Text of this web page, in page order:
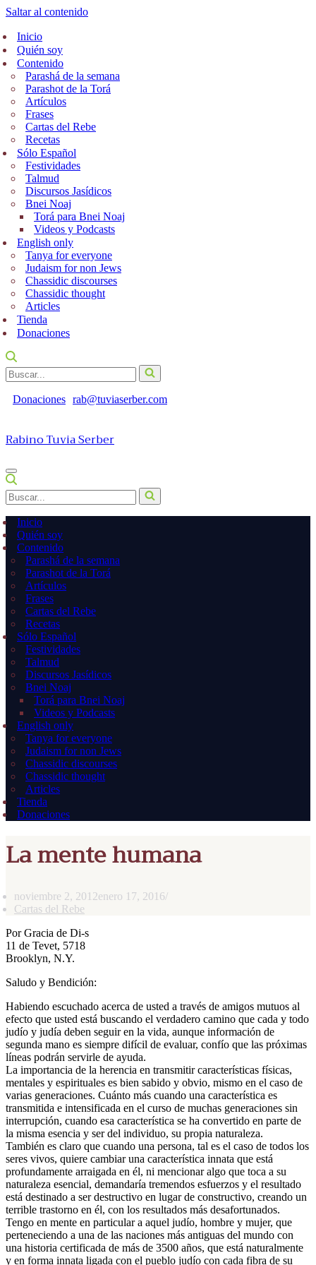
Saltar al contenido
Inicio
Quién soy
Contenido
Parashá de la semana
Parashot de la Torá
Artículos
Frases
Cartas del Rebe
Recetas
Sólo Español
Festividades
Talmud
Discursos Jasídicos
Bnei Noaj
Torá para Bnei Noaj
Videos y Podcasts
English only
Tanya for everyone
Judaism for non Jews
Chassidic discourses
Chassidic thought
Articles
Tienda
Donaciones
Buscar...
Donaciones rab@tuviaserber.com
Rabino Tuvia Serber
Menú
de
navegación
Buscar...
Inicio
Quién soy
Contenido
Parashá de la semana
Parashot de la Torá
Artículos
Frases
Cartas del Rebe
Recetas
Sólo Español
Festividades
Talmud
Discursos Jasídicos
Bnei Noaj
Torá para Bnei Noaj
Videos y Podcasts
English only
Tanya for everyone
Judaism for non Jews
Chassidic discourses
Chassidic thought
Articles
Tienda
Donaciones
La mente humana
noviembre 2, 2012enero 17, 2016
Cartas del Rebe
Por Gracia de Di-s
11 de Tevet, 5718
Brooklyn, N.Y.
Saludo y Bendición:
Habiendo escuchado acerca de usted a través de amigos mutuos al
efecto que usted está buscando el verdadero camino que cada y todo
judío y judía deben seguir en la vida, aunque información de
segunda mano es siempre difícil de evaluar, confío que las próximas
líneas podrán servirle de ayuda.
La importancia de la herencia en transmitir características físicas,
mentales y espirituales es bien sabido y obvio, mismo en el caso de
varias generaciones. Cuánto más cuando una característica es
transmitida e intensificada en el curso de muchas generaciones sin
interrupción, cuando esa característica se ha convertido en parte de
la misma esencia y ser del individuo, su propia naturaleza.
También es claro que cuando una persona, tal es el caso de todos los
seres vivos, quiere cambiar una característica innata que está
profundamente arraigada en él, ni mencionar algo que toca a su
naturaleza esencial, demandaría tremendos esfuerzos y el resultado
está destinado a ser destructivo en lugar de constructivo, creando un
terrible trastorno en él, con los resultados más desafortunados.
Tengo en mente en particular a aquel judío, hombre y mujer, que
perteneciendo a una de las naciones más antiguas del mundo con
una historia certificada de más de 3500 años, que está naturalmente
y en forma innata ligada con el pueblo judío con cada fibra de su